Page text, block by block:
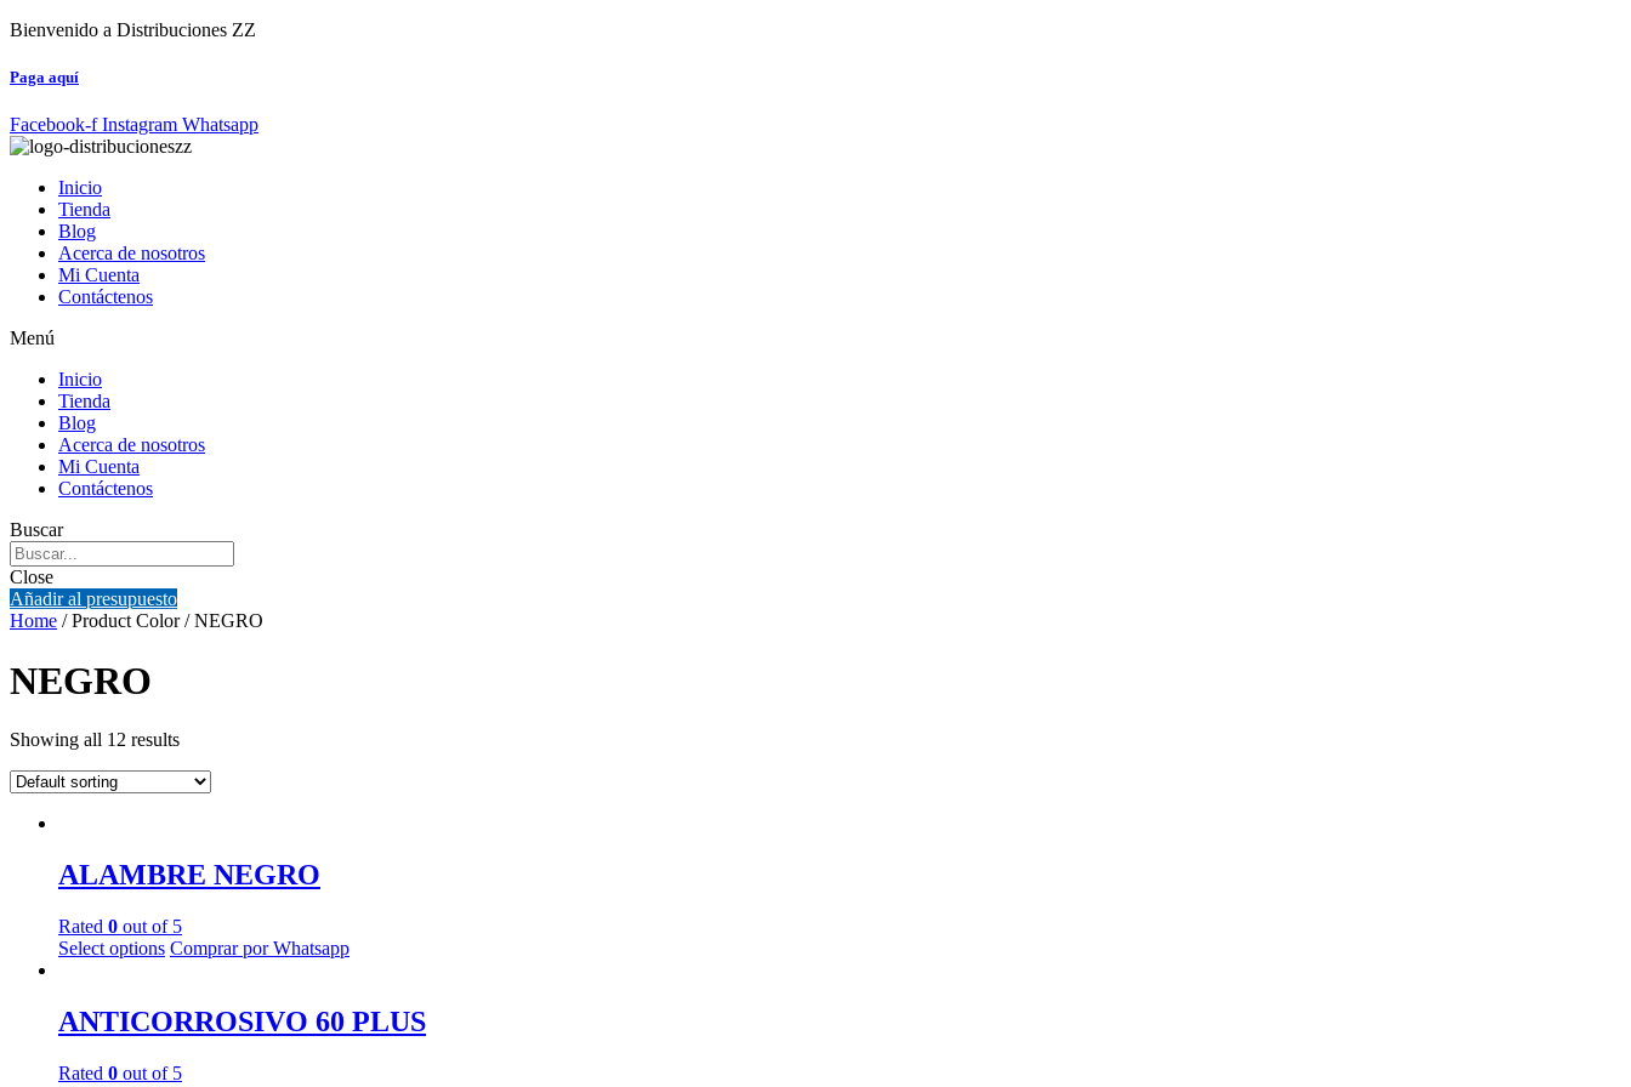
Ir
contenido
Bienvenido a Distribuciones ZZ
Paga aquí
Facebook-f Instagram Whatsapp
Inicio
Tienda
Blog
Acerca de nosotros
Mi Cuenta
Contáctenos
Menú
Inicio
Tienda
Blog
Acerca de nosotros
Mi Cuenta
Contáctenos
Buscar
Close
Añadir al presupuesto
Home / Product Color / NEGRO
NEGRO
Showing all 12 results
ALAMBRE NEGRO
Rated 0 out of 5
Select options Comprar por Whatsapp
ANTICORROSIVO 60 PLUS
Rated 0 out of 5